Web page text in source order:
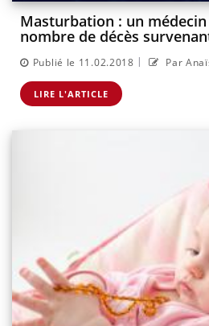
Masturbation : un
nombre de décès
Publié le 11.02.2018 | Par
LIRE L'ARTICLE